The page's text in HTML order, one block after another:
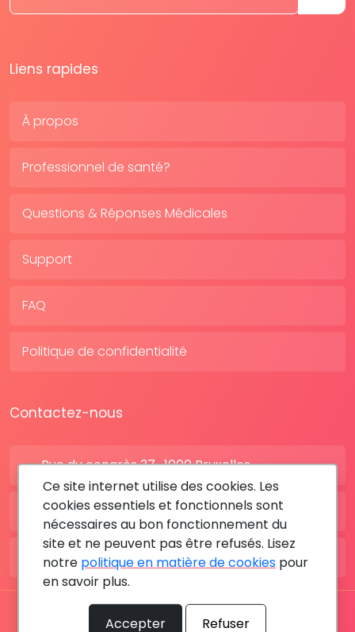
Liens rapides
À propos
Professionnel de santé?
Questions & Réponses Médicales
Support
FAQ
Politique de confidentialité
Contactez-nous
Rue du congrès 37 , 1000 Bruxelles
BE: +32 28080227
FR: +33 183642895
Tous les droits sont réservés © 2026 RDV MÉDICAL By
Ce site internet utilise des cookies. Les
cookies essentiels et fonctionnels sont
nécessaires au bon fonctionnement du
site et ne peuvent pas être refusés. Lisez
notre politique en matière de cookies pour
en savoir plus.
Accepter Refuser